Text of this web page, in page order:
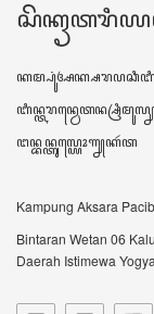
ꦊꦣꦏꦤ꧀ꦚ...
Sultan
VIDEO